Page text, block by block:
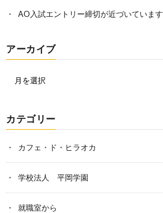
AO入試エントリー締切が近づいています
アーカイブ
カテゴリー
カフェ・ド・ヒラオカ
学校法人 平岡学園
就職室から